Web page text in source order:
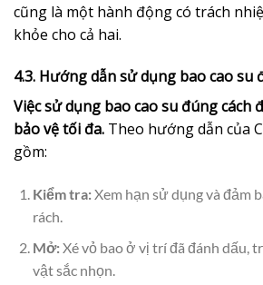
cũng là một hành động có trách
khỏe cho cả hai.
4.3. Hướng dẫn sử dụng bao cao su
Việc sử dụng bao cao su đúng cách
bảo vệ tối đa. Theo hướng dẫn của
gồm:
Kiểm tra:Xem hạn sử dụng và đảm
rách.
Mở:Xé vỏ bao ở vị trí đã đánh dấu,
vật sắc nhọn.